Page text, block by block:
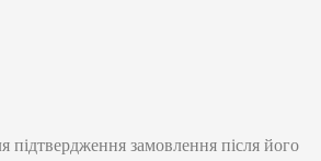
підтвердження замовлення після його